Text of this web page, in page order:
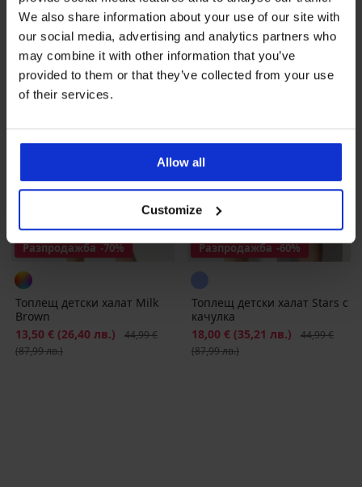
We also share information about your use of our site with
our social media, advertising and analytics partners who
may combine it with other information that you’ve
provided to them or that they’ve collected from your use
of their services.
Allow all
Customize
LIMITED
Разпродажба -70%
Топлещ детски халат Milk
Brown
Намаление
13,50 € (26,40 лв.) Първоначална цена
44,99 €
(87,99 лв.)
LIMITED
Разпродажба -60%
Топлещ детски халат Stars с
качулка
Намаление
18,00 € (35,21 лв.)
44,99 €
(87,99 лв.)